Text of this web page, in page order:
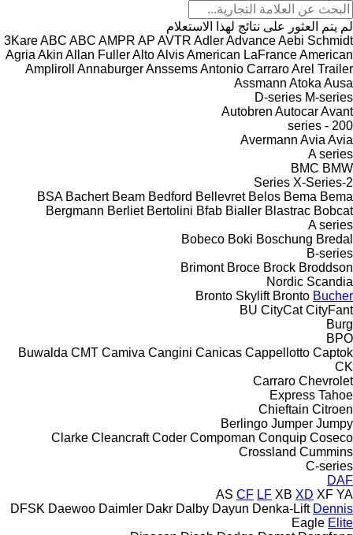
لم يتم العثور على نتائج لهذا الاستعلام
3KareABC ABC AMPR AP AVTR AdlerAdvanceAebi Schmidt
Agria Akin Allan FullerAltoAlvisAmerican LaFranceAmerican
Ampliroll
AnnaburgerAnssemsAntonio CarraroArel Trailer
Assmann Atoka Ausa
D-series M-series
Autobren AutocarAvant
200 - series
Avermann Avia Avia
A series
BMC BMW
2-Series
X-Series
BSA Bachert Beam Bedford Bellevret Belos Bema Bema
Bergmann Berliet Bertolini Bfab Bialler Blastrac Bobcat
A series
Bobeco Boki Boschung Bredal
B-series
Brimont Broce Brock Broddson
Nordic Scandia
Bronto Skylift Bronto Bucher
BU CityCat CityFant
Burg
BPO
Buwalda CMT Camiva Cangini Canicas Cappellotto Captok
CK
Carraro Chevrolet
Express Tahoe
Chieftain Citroen
Berlingo Jumper Jumpy
Clarke Cleancraft Coder Compoman Conquip Coseco
Crossland Cummins
C-series
DAF
AS CF LF XB XD XF YA
DFSK Daewoo Daimler Dakr Dalby Dayun Denka-Lift Dennis
Eagle Elite